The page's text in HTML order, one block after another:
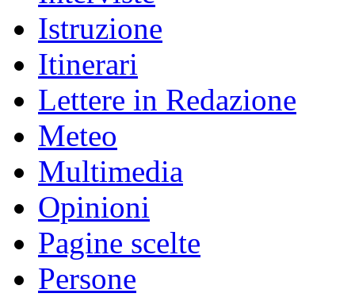
Istruzione
Itinerari
Lettere in Redazione
Meteo
Multimedia
Opinioni
Pagine scelte
Persone